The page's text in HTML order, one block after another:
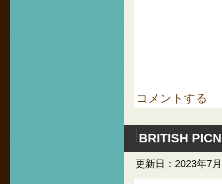
コメントする
BRITISH
更新日：2023年7